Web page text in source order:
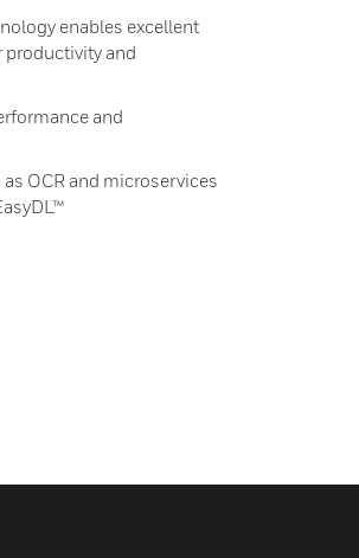
enables excellent
productivity and
and
OCR and microservices